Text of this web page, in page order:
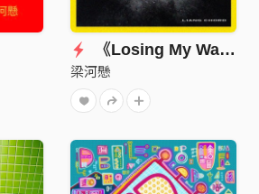
《Losing My Way》
梁河懸